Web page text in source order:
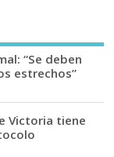
“Se deben
estrechos”
Victoria tiene